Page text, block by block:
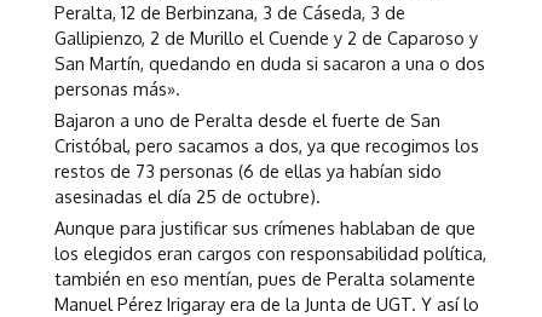
Peralta, 12 de Berbinzana, 3 de Cáseda, 3 de
Gallipienzo, 2 de Murillo el Cuende y 2 de Caparoso y
San Martín, quedando en duda si sacaron a una o dos
personas más».
Bajaron a uno de Peralta desde el fuerte de San
Cristóbal, pero sacamos a dos, ya que recogimos los
restos de 73 personas (6 de ellas ya habían sido
asesinadas el día 25 de octubre).
Aunque para justificar sus crímenes hablaban de que
los elegidos eran cargos con responsabilidad política,
también en eso mentían, pues de Peralta solamente
Manuel Pérez Irigaray era de la Junta de UGT. Y así lo